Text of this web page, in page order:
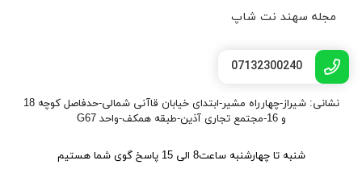
مجله سهند نت شاپ
07132300240
نشانی: شیراز-چهارراه مشیر-ابتدای خیابان قاآنی شمالی-حدفاصل کوچه 18
و 16-مجتمع تجاری آذین-طبقه همکف-واحد G67
شنبه تا چهارشنبه ساعت8 الی 15 پاسخ گوی شما هستیم